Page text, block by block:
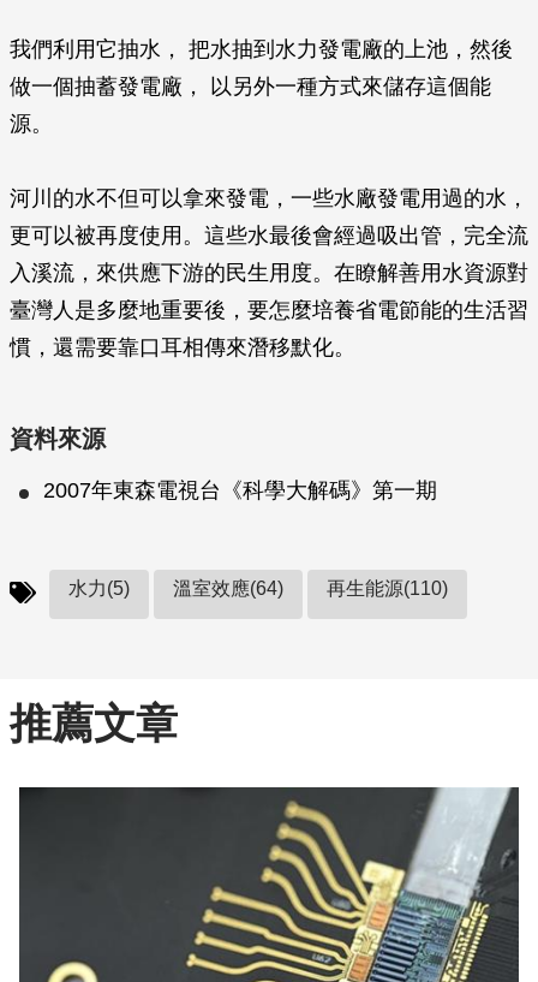
我們利用它抽水， 把水抽到水力發電廠的上池，然後
做一個抽蓄發電廠， 以另外一種方式來儲存這個能
源。
河川的水不但可以拿來發電，一些水廠發電用過的水，
更可以被再度使用。這些水最後會經過吸出管，完全流
入溪流，來供應下游的民生用度。在瞭解善用水資源對
臺灣人是多麼地重要後，要怎麼培養省電節能的生活習
慣，還需要靠口耳相傳來潛移默化。
資料來源
2007年東森電視台《科學大解碼》第一期
水力(5) 溫室效應(64) 再生能源(110)
推薦文章